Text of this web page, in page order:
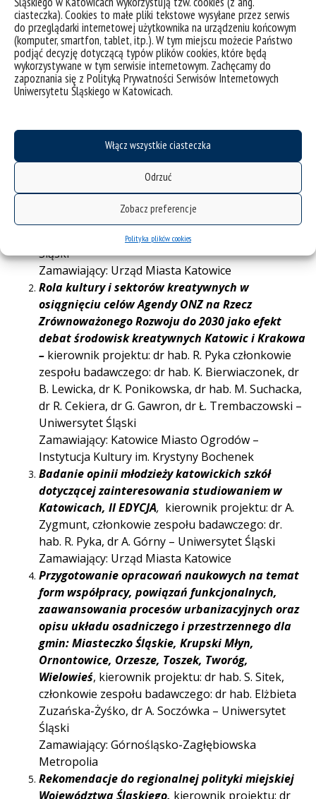
ciasteczka). Cookies to małe pliki tekstowe wysyłane przez serwis
do przeglądarki internetowej użytkownika na urządzeniu końcowym
(komputer, smartfon, tablet, itp.). W tym miejscu możecie Państwo
podjąć decyzję dotyczącą typów plików cookies, które będą
wykorzystywane w tym serwisie internetowym. Zachęcamy do
zapoznania się z Polityką Prywatności Serwisów Internetowych
Uniwersytetu Śląskiego w Katowicach.
Włącz wszystkie ciasteczka
Odrzuć
Zobacz preferencje
Polityka plików cookies
Ocena jakości współpracy Miasta Katowice z
organizacjami pozarządowymi– kierownik
projektu: dr hab. K. Bierwiaczonek, prof. UŚ,
członkowie zespołu badawczego: dr hab. R. Pyka
prof. UŚ, dr hab. Z. Zagała prof. UŚ, dr A. Zygmunt
– Uniwersytet Śląski
biznesowych a rozwój i wizerunek miasta
kierownik projektu: dr hab. R. Pyka, członkowie
zespołu badawczego: dr hab. R. Muster, dr A.
Zygmunt, dr Ł. Trembaczowski – Uniwersytet
Śląski
Zamawiający: Urząd Miasta Katowice
Rola kultury i sektorów kreatywnych w
osiągnięciu celów Agendy ONZ na Rzecz
Zrównoważonego Rozwoju do 2030 jako efekt
debat środowisk kreatywnych Katowic i Krakowa
– kierownik projektu: dr hab. R. Pyka członkowie
zespołu badawczego: dr hab. K. Bierwiaczonek, dr
B. Lewicka, dr K. Ponikowska, dr hab. M. Suchacka,
dr R. Cekiera, dr G. Gawron, dr Ł. Trembaczowski –
Uniwersytet Śląski
Zamawiający: Katowice Miasto Ogrodów –
Instytucja Kultury im. Krystyny Bochenek
Badanie opinii młodzieży katowickich szkół
dotyczącej zainteresowania studiowaniem w
Katowicach, II EDYCJA, kierownik projektu: dr A.
Zygmunt, członkowie zespołu badawczego: dr.
hab. R. Pyka, dr A. Górny – Uniwersytet Śląski
Zamawiający: Urząd Miasta Katowice
Przygotowanie opracowań naukowych na temat
form współpracy, powiązań funkcjonalnych,
zaawansowania procesów urbanizacyjnych oraz
opisu układu osadniczego i przestrzennego dla
gmin: Miasteczko Śląskie, Krupski Młyn,
Ornontowice, Orzesze, Toszek, Tworóg,
Wielowieś, kierownik projektu: dr hab. S. Sitek,
członkowie zespołu badawczego: dr hab. Elżbieta
Zuzańska-Żyśko, dr A. Soczówka – Uniwersytet
Śląski
Zamawiający: Górnośląsko-Zagłębiowska
Metropolia
Rekomendacje do regionalnej polityki miejskiej
Województwa Śląskiego, kierownik projektu: dr